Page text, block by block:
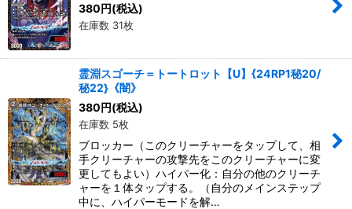
380円(税込)
在庫数 31枚
霊淵スゴーチ＝トートロット【U】{24RP1秘20/
秘22}《闇》
380円(税込)
在庫数 5枚
ブロッカー（このクリーチャーをタップして、相
手クリーチャーの攻撃先をこのクリーチャーに変
更してもよい）ハイパー化：自分の他のクリーチ
ャーを１体タップする。（自分のメインステップ
中に、ハイパーモードを解…